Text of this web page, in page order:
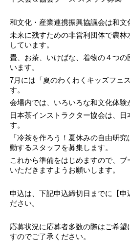
和文化・産業連携振興協議会は和文
未来に残すための非営利団体で農林
しています。
畳、お茶、いけばな、着物の４つの
います。
7月には「夏のわくわくキッズフェ
す。
会場内では、いろいろな和文化体験
日本茶インストラクター協会は、日
す。
「冷茶を作ろう！夏休みの自由研
動するスタッフを募集します。
これから準備をはじめますので、ブ
いただきますようお願いします。
申込は、下記申込締切日までに【申
ださい。
応募状況に応募者多数の際はご希望
すのでご了承ください。